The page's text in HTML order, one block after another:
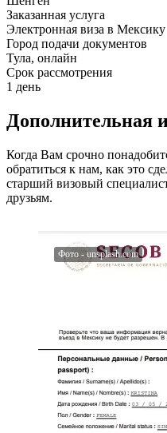
Заказанная услуга
Электронная виза в Мексику
Город подачи документов
Тула, онлайн
Срок рассмотрения
1 день
Дополнительная
Когда Вам срочно
обратиться к нам, как это
старший визовый
друзьям.